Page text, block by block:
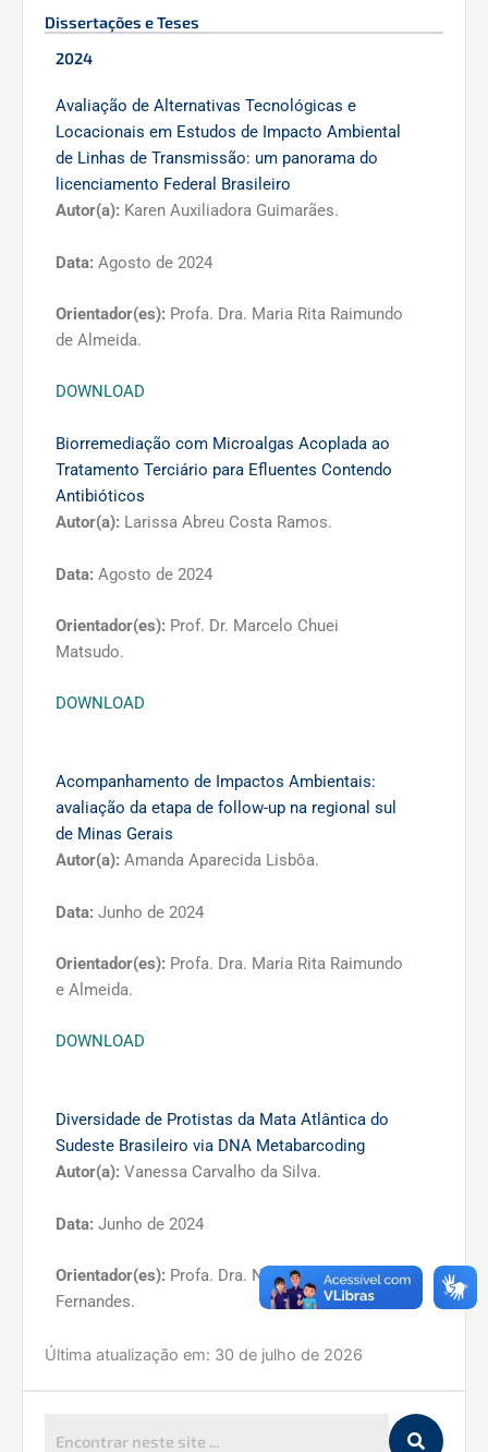
Dissertações e Teses
2024
Avaliação de Alternativas Tecnológicas e
Locacionais em Estudos de Impacto Ambiental
de Linhas de Transmissão: um panorama do
licenciamento Federal Brasileiro
Autor(a): Karen Auxiliadora Guimarães.
Data: Agosto de 2024
Orientador(es): Profa. Dra. Maria Rita Raimundo
de Almeida.
DOWNLOAD
Biorremediação com Microalgas Acoplada ao
Tratamento Terciário para Efluentes Contendo
Antibióticos
Autor(a): Larissa Abreu Costa Ramos.
Data: Agosto de 2024
Orientador(es): Prof. Dr. Marcelo Chuei
Matsudo.
DOWNLOAD
Acompanhamento de Impactos Ambientais:
avaliação da etapa de follow-up na regional sul
de Minas Gerais
Autor(a): Amanda Aparecida Lisbôa.
Data: Junho de 2024
Orientador(es): Profa. Dra. Maria Rita Raimundo
e Almeida.
DOWNLOAD
Diversidade de Protistas da Mata Atlântica do
Sudeste Brasileiro via DNA Metabarcoding
Autor(a): Vanessa Carvalho da Silva.
Data: Junho de 2024
Orientador(es): Profa. Dra. Noemi Mendes
Fernandes.
DOWNLOAD
arabica L. para as principais regiões cafeeiras
Última atualização em: 30 de julho de 2026